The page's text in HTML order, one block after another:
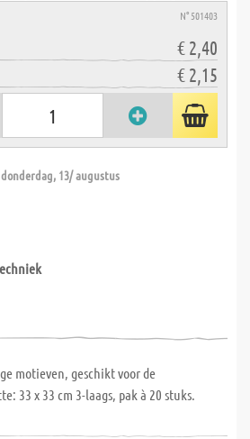
N° 501403
€ 2,40
€ 2,15
donderdag, 13/ augustus
motieven, geschikt voor de
33 x 33 cm 3-laags, pak à 20 stuks.